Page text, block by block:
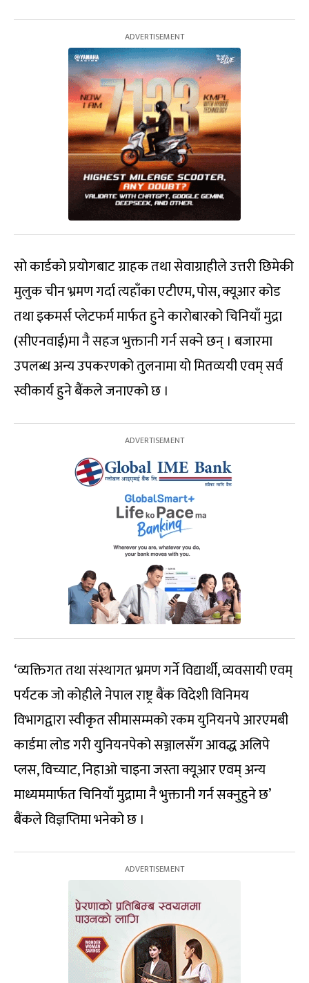
सो कार्डको प्रयोगबाट ग्राहक तथा सेवाग्राहीले उत्तरी छिमेकी
मुलुक चीन भ्रमण गर्दा त्यहाँका एटीएम, पोस, क्यूआर कोड
तथा इकमर्स प्लेटफर्म मार्फत हुने कारोबारको चिनियाँ मुद्रा
(सीएनवाई)मा नै सहज भुक्तानी गर्न सक्ने छन् । बजारमा
उपलब्ध अन्य उपकरणको तुलनामा यो मितव्ययी एवम् सर्व
स्वीकार्य हुने बैंकले जनाएको छ ।
‘व्यक्तिगत तथा संस्थागत भ्रमण गर्ने विद्यार्थी, व्यवसायी एवम्
पर्यटक जो कोहीले नेपाल राष्ट्र बैंक विदेशी विनिमय
विभागद्वारा स्वीकृत सीमासम्मको रकम युनियनपे आरएमबी
कार्डमा लोड गरी युनियनपेको सञ्जालसँग आवद्ध अलिपे
प्लस, विच्याट, निहाओ चाइना जस्ता क्यूआर एवम् अन्य
माध्यममार्फत चिनियाँ मुद्रामा नै भुक्तानी गर्न सक्नुहुने छ’
बैंकले विज्ञप्तिमा भनेको छ ।